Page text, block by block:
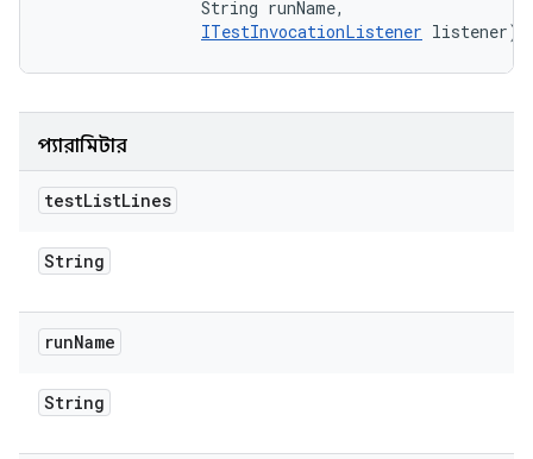
                String runName,
ITestInvocationListener listener)
প্যারামিটার
testListLines
String
runName
String